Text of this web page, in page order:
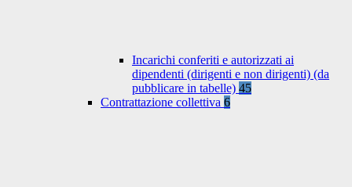
Incarichi conferiti e autorizzati ai
dipendenti (dirigenti e non dirigenti) (da
pubblicare in tabelle) 45
Contrattazione collettiva 6